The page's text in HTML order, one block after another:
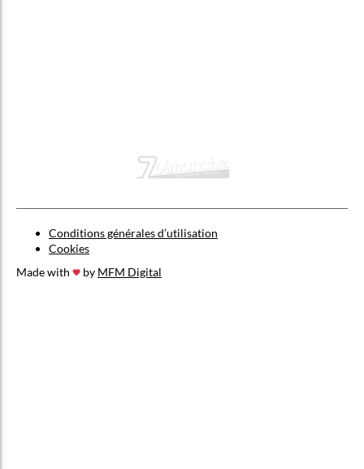
Conditions générales d’utilisation
Cookies
Made with
by MFM Digital